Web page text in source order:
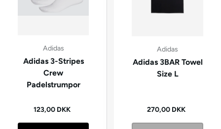
Adidas
Adidas 3-Stripes
Crew
Padelstrumpor
Vanlig pris
123,00 DKK
Adidas
Adidas 3BAR Towel
Size L
Vanlig pris
270,00 DKK